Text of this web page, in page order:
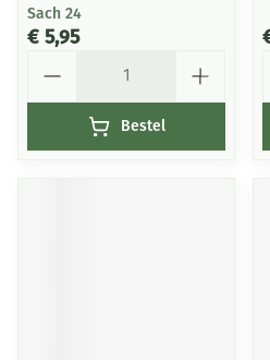
Sach 24
€ 5,95
Bestel